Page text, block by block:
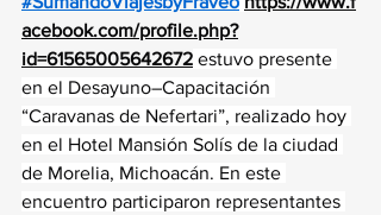
acebook.com/profile.php?
id=61565005642672 estuvo presente
en el Desayuno–Capacitación
“Caravanas de Nefertari”, realizado hoy
en el Hotel Mansión Solís de la ciudad
de Morelia, Michoacán. En este
encuentro participaron representantes